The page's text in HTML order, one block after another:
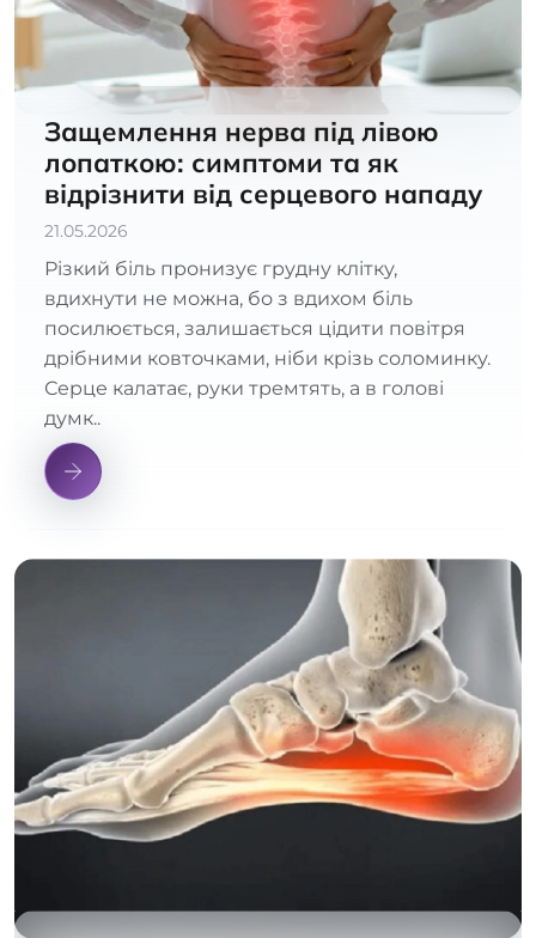
Защемлення нерва під лівою
лопаткою: симптоми та як
відрізнити від серцевого нападу
21.05.2026
Різкий біль пронизує грудну клітку,
вдихнути не можна, бо з вдихом біль
посилюється, залишається цідити повітря
дрібними ковточками, ніби крізь соломинку.
Серце калатає, руки тремтять, а в голові
думк..